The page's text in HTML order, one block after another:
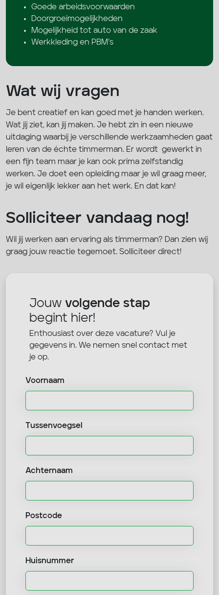
Goede arbeidsvoorwaarden
Doorgroeimogelijkheden
Mogelijkheid tot auto van de zaak
Werkkleding en PBM’s
Wat wij vragen
Je bent creatief en kan goed met je handen werken.
Wat jij ziet, kan jij maken. Je hebt zin in een nieuwe
uitdaging waarbij je verschillende werkzaamheden gaat
leren van de échte timmerman. Er wordt gewerkt in
een fijn team maar je kan ook prima zelfstandig
werken. Je doet een opleiding maar je wil graag meer,
je wil eigenlijk lekker aan het werk. En dat kan!
Solliciteer vandaag nog!
Wil jij werken aan ervaring als timmerman? Dan zien wij
graag jouw reactie tegemoet. Solliciteer direct!
Jouw volgende stap
begint hier!
Enthousiast over deze vacature? Vul je
gegevens in. We nemen snel contact met
je op.
Voornaam
Tussenvoegsel
Achternaam
Postcode
Huisnummer